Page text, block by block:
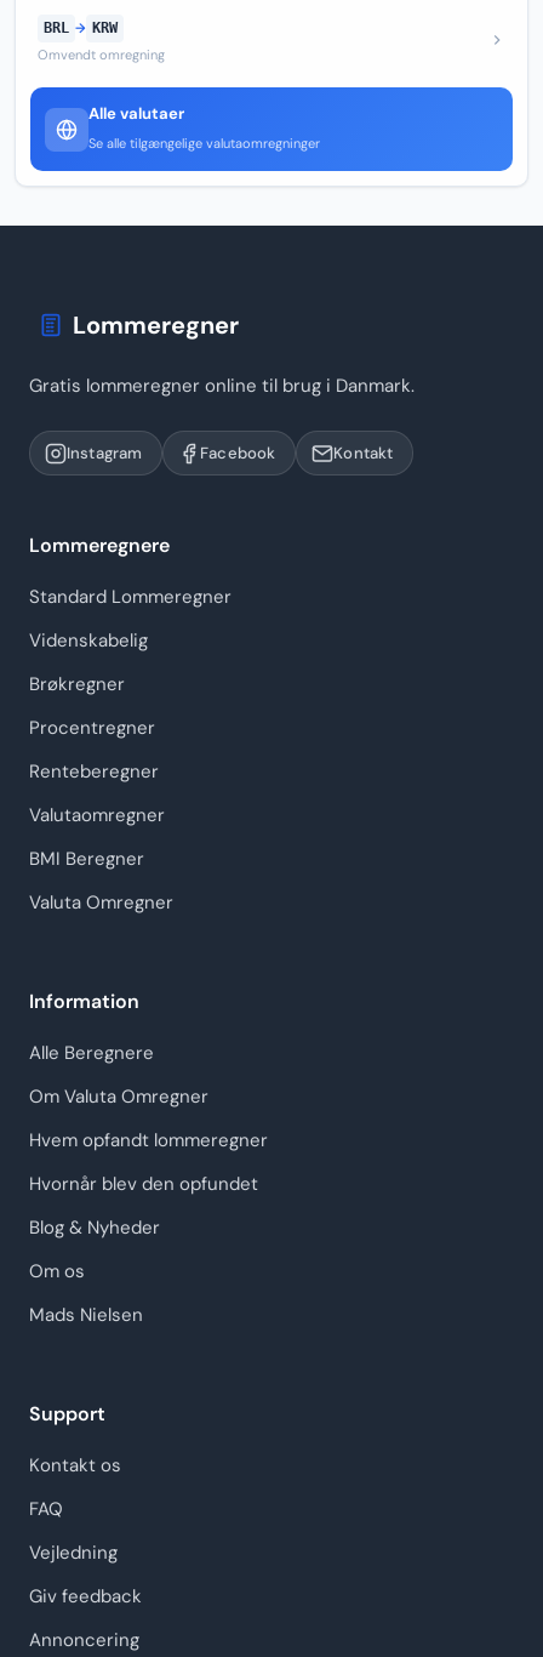
BRL → KRW
Omvendt omregning
Alle valutaer
Se alle tilgængelige valutaomregninger
Lommeregner
Gratis lommeregner online til brug i Danmark.
Instagram Facebook Kontakt
Lommeregnere
Standard Lommeregner
Videnskabelig
Brøkregner
Procentregner
Renteberegner
Valutaomregner
BMI Beregner
Valuta Omregner
Information
Alle Beregnere
Om Valuta Omregner
Hvem opfandt lommeregner
Hvornår blev den opfundet
Blog & Nyheder
Om os
Mads Nielsen
Support
Kontakt os
FAQ
Vejledning
Giv feedback
Annoncering